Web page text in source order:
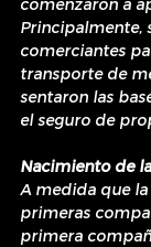
comenzaron a
Principalmente,
comerciantes
transporte de
sentaron las
el seguro de
Nacimiento de
A medida que
primeras
primera